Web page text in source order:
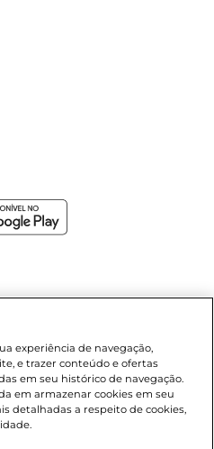
experiência de navegação,
e trazer conteúdo e ofertas
em seu histórico de navegação.
em armazenar cookies em seu
detalhadas a respeito de cookies,